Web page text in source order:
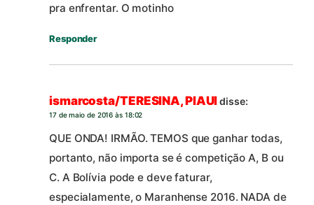
pra enfrentar. O motinho
Responder
ismarcosta/TERESINA, PIAUIdisse:
17 de maio de 2016 às 18:02
QUE ONDA! IRMÃO. TEMOS que ganhar todas,
portanto, não importa se é competição A, B ou
C. A Bolívia pode e deve faturar,
especialamente, o Maranhense 2016. NADA de